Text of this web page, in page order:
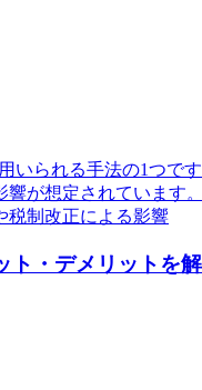
られる手法の1つで
が想定されていま
税制改正による影響
ト・デメリットを